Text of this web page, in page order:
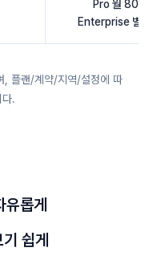
Pro 월 80
Enterprise 별
, 플랜/계약/지역/설정에 따
.
롭게
쉽게